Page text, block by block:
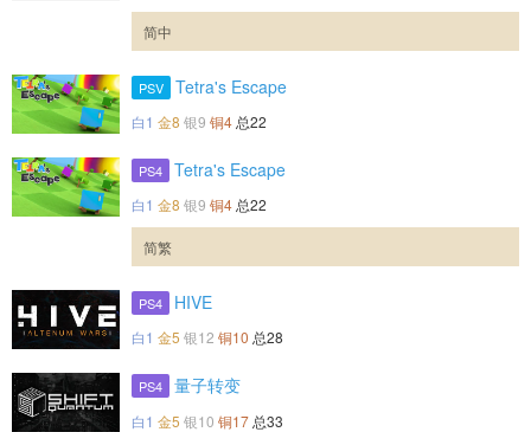
简中
PSV Tetra's Escape
白1 金8 银9 铜4 总22
PS4 Tetra's Escape
白1 金8 银9 铜4 总22
简繁
PS4 HIVE
白1 金5 银12 铜10 总28
PS4 量子转变
白1 金5 银10 铜17 总33